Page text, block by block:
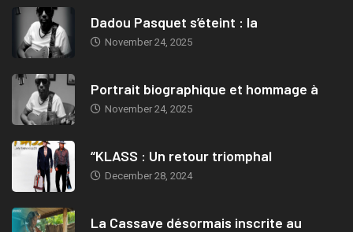
Dadou Pasquet s’éteint : la
November 24, 2025
Portrait biographique et hommage à
November 24, 2025
“KLASS : Un retour triomphal
December 28, 2024
La Cassave désormais inscrite au